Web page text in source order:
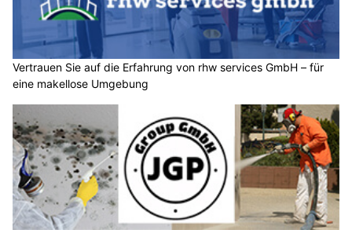
Vertrauen Sie auf die Erfahrung von rhw services GmbH – für
eine makellose Umgebung